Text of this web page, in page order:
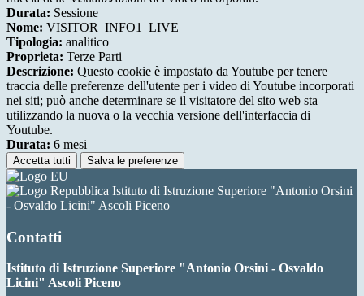
Durata: Sessione
Nome: VISITOR_INFO1_LIVE
Tipologia: analitico
Proprieta: Terze Parti
Descrizione: Questo cookie è impostato da Youtube per tenere
traccia delle preferenze dell'utente per i video di Youtube incorporati
nei siti; può anche determinare se il visitatore del sito web sta
utilizzando la nuova o la vecchia versione dell'interfaccia di
Youtube.
Durata: 6 mesi
Accetta tutti Salva le preferenze
Istituto di Istruzione Superiore "Antonio Orsini
- Osvaldo Licini" Ascoli Piceno
Contatti
Istituto di Istruzione Superiore "Antonio Orsini - Osvaldo
Licini" Ascoli Piceno